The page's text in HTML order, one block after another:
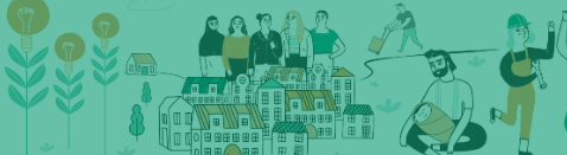
REAS
EUSKADI